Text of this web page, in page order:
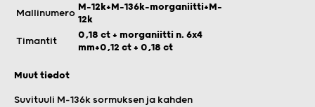
Mallinumero
M-12k+M-136k-morganiitti+M-
12k
Timantit
0,18 ct + morganiitti n. 6x4
mm+0,12 ct + 0,18 ct
Muut tiedot
Suvituuli M-136k sormuksen ja kahden